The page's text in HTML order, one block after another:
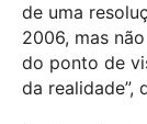
de uma
2006, mas
do ponto de
da realidade”,